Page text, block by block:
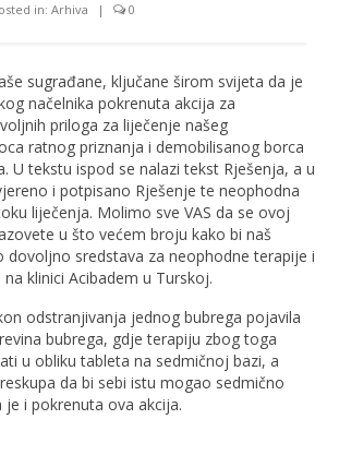
in: Arhiva | 0
sugrađane, ključane širom svijeta da je
načelnika pokrenuta akcija za
priloga za liječenje našeg
ratnog priznanja i demobilisanog borca
U tekstu ispod se nalazi tekst Rješenja, a u
i potpisano Rješenje te neophodna
liječenja. Molimo sve VAS da se ovoj
u što većem broju kako bi naš
dovoljno sredstava za neophodne terapije i
klinici Acibadem u Turskoj.
odstranjivanja jednog bubrega pojavila
bubrega, gdje terapiju zbog toga
u obliku tableta na sedmičnoj bazi, a
da bi sebi istu mogao sedmično
je i pokrenuta ova akcija.